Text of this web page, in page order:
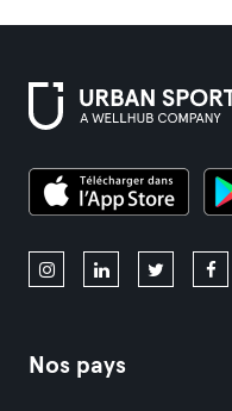
Nos pays